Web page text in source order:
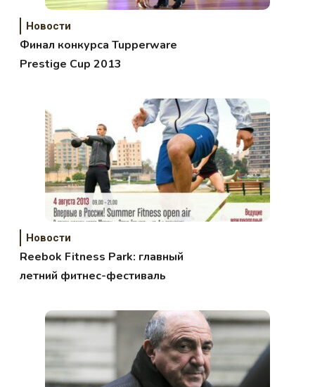
Новости
Финал конкурса Tupperware
Prestige Cup 2013
Новости
Reebok Fitness Park: главный
летний фитнес-фестиваль